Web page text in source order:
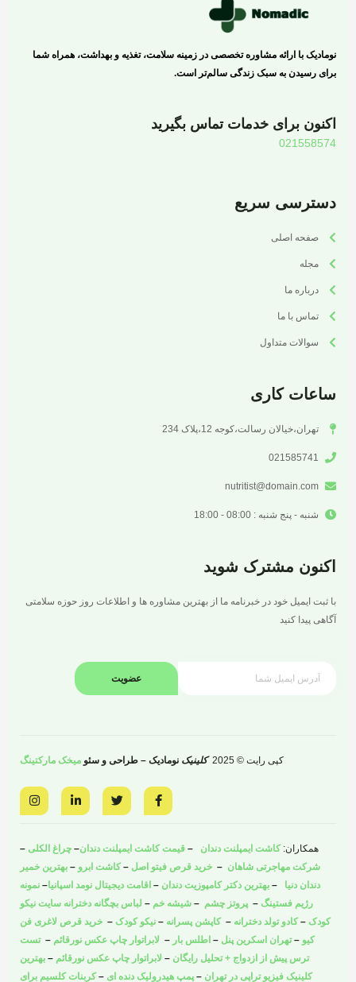
نومادیک با ارائه مشاوره تخصصی در زمینه سلامت، تغذیه و بهداشت، همراه شما
برای رسیدن به سبک زندگی سالم‌تر است.
اکنون برای خدمات تماس بگیرید
021558574
دسترسی سریع
صفحه اصلی
مجله
درباره ما
تماس با ما
سوالات متداول
ساعات کاری
تهران،خیالان رسالت،کوجه 12،پلاک 234
021585741
nutritist@domain.com
شنبه - پنج شنبه : 08:00 - 18:00
اکنون مشترک شوید
با ثبت ایمیل خود در خبرنامه ما از بهترین مشاوره ها و اطلاعات روز حوزه سلامتی
آگاهی پیدا کنید
عضویت
کپی رایت © 2025 کلینیک نومادیک – طراحی و سئو میخک مارکتینگ
F
a
c
o
o
k
-
w
i
e
r
L
i
n
d
-
n
I
n
s
g
r
a
m
همکاران: کاشت ایمپلنت دندان – قیمت کاشت ایمپلنت دندان– چراغ الکلی –
شرکت مهاجرتی شاهان – خرید قرص فیتو اصل –کاشت ابرو – بهترین خمیر
دندان دنیا – بهترین دکتر کامپوزیت دندان – اقامت دیجیتال نومد اسپانیا– نمونه
رژیم فستینگ – پروتز چشم – شیشه خم – لباس بچگانه دخترانه سایت نیکو
کودک –کادو تولد دخترانه –کاپشن پسرانه – نیکو کودک – خرید قرص لاغری فن
کیو –تهران اسکرین پنل – اطلس بار – لابراتوار چاپ عکس نورقائم –تست
ترس پیش از ازدواج + تحلیل رایگان – لابراتوار چاپ عکس نورقائم – بهترین
کلینیک فیزیو تراپی در تهران – پمپ هیدرولیک دنده ای –کربنات کلسیم برای